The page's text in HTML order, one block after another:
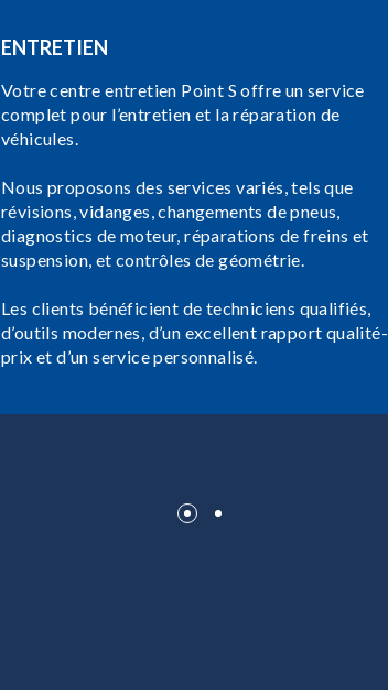
ENTRETIEN
Votre centre entretien Point S offre un service
complet pour l’entretien et la réparation de
véhicules.
Nous proposons des services variés, tels que
révisions, vidanges, changements de pneus,
diagnostics de moteur, réparations de freins et
suspension, et contrôles de géométrie.
Les clients bénéficient de techniciens qualifiés,
d’outils modernes, d’un excellent rapport qualité-
prix et d’un service personnalisé.